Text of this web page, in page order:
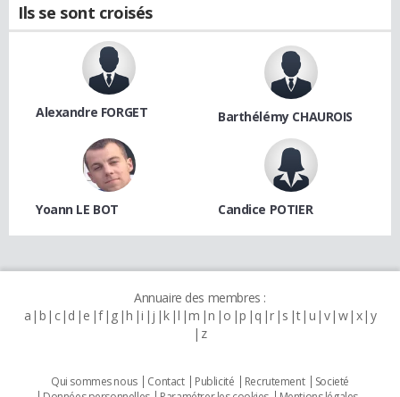
Ils se sont croisés
Alexandre FORGET Barthélémy CHAUROIS
Yoann LE BOT Candice POTIER
Annuaire des membres :
a b c d e f g h i j k l m n o p q r s t u v w x y
z
Qui sommes nous Contact Publicité Recrutement
Societé